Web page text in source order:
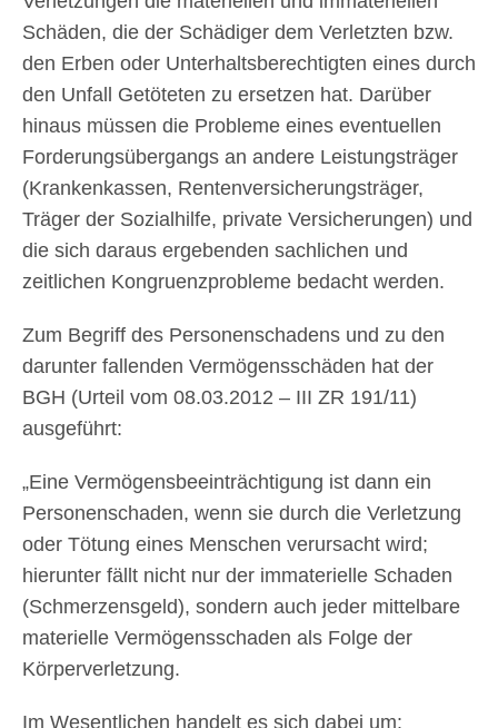
Schäden, die der Schädiger dem Verletzten bzw.
den Erben oder Unterhaltsberechtigten eines durch
den Unfall Getöteten zu ersetzen hat. Darüber
hinaus müssen die Probleme eines eventuellen
Forderungsübergangs an andere Leistungsträger
(Krankenkassen, Rentenversicherungsträger,
Träger der Sozialhilfe, private Versicherungen) und
die sich daraus ergebenden sachlichen und
zeitlichen Kongruenzprobleme bedacht werden.
Zum Begriff des Personenschadens und zu den
darunter fallenden Vermögensschäden hat der
BGH (Urteil vom 08.03.2012 – III ZR 191/11)
ausgeführt:
„Eine Vermögensbeeinträchtigung ist dann ein
Personenschaden, wenn sie durch die Verletzung
oder Tötung eines Menschen verursacht wird;
hierunter fällt nicht nur der immaterielle Schaden
(Schmerzensgeld), sondern auch jeder mittelbare
materielle Vermögensschaden als Folge der
Körperverletzung.
Im Wesentlichen handelt es sich dabei um: